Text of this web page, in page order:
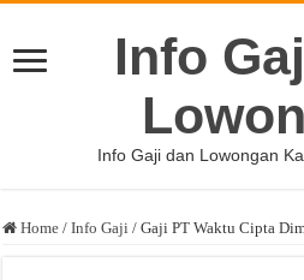
Info
Info Gaji dan Lowongan
Home / Info Gaji / Gaji PT Waktu Cipta